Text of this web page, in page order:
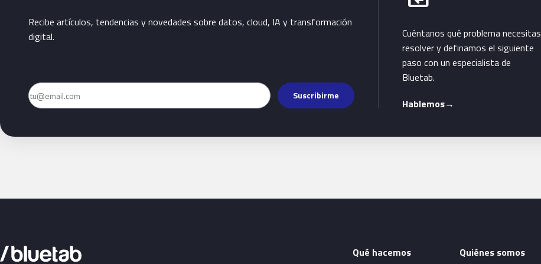
Recibe artículos, tendencias y novedades sobre datos, cloud, IA y transformación
digital.
Email Suscribirme
Cuéntanos qué problema necesitas
resolver y definamos el siguiente
paso con un especialista de
Bluetab.
Hablemos→
Qué hacemos Quiénes somos